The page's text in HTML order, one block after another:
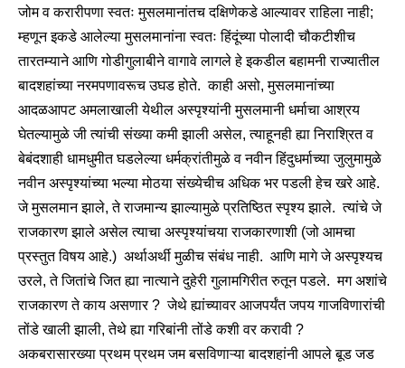
जोम व करारीपणा स्वतः मुसलमानांतच दक्षिणेकडे आल्यावर राहिला नाही;
म्हणून इकडे आलेल्या मुसलमानांना स्वतः हिंदूंच्या पोलादी चौकटीशीच
तारतम्याने आणि गोडीगुलाबीने वागावे लागले हे इकडील बहामनी राज्यातील
बादशहांच्या नरमपणावरूच उघड होते. काही असो, मुसलमानांच्या
आदळआपट अमलाखाली येथील अस्पृश्यांनी मुसलमानी धर्माचा आश्रय
घेतल्यामुळे जी त्यांची संख्या कमी झाली असेल, त्याहूनही ह्या निराश्रित व
बेबंदशाही धामधुमीत घडलेल्या धर्मक्रांतीमुळे व नवीन हिंदुधर्माच्या जुलुमामुळे
नवीन अस्पृश्यांच्या भल्या मोठया संख्येचीच अधिक भर पडली हेच खरे आहे.
जे मुसलमान झाले, ते राजमान्य झाल्यामुळे प्रतिष्ठित स्पृश्य झाले. त्यांचे जे
राजकारण झाले असेल त्याचा अस्पृश्यांचया राजकारणाशी (जो आमचा
प्रस्तुत विषय आहे.) अर्थाअर्थी मुळीच संबंध नाही. आणि मागे जे अस्पृश्यच
उरले, ते जितांचे जित ह्या नात्याने दुहेरी गुलामगिरीत रुतून पडले. मग अशांचे
राजकारण ते काय असणार ? जेथे ह्यांच्यावर आजपर्यंत जपय गाजविणारांची
तोंडे खाली झाली, तेथे ह्या गरिबांनी तोंडे कशी वर करावी ?
अकबरासारख्या प्रथम प्रथम जम बसविणाऱ्या बादशहांनी आपले बूड जड